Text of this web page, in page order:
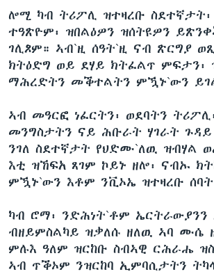
ሎሚ ካብ ትሪፖሊ ዝተዛረቡ ስደተኛታት፡
ተዓጽዮም፡ ዝበልዕዎን ዝሰትዩዎን
ገሊጾም። ኣብ`ዚ ሰዓት`ዚ ናብ ጽርግያ
ክትዕድግ ወይ ደሃይ ክትፈልጥ ምፍታን፡
ማሕረድትን መቕተልትን ምዃኑ`ውን
ኣብ መዓርፎ ነፈርትን፡ ወደባትን
መንግስታትን ናይ ሕቡራት ሃገራት ጉዳይ
ንገለ ስደተኛታት የህድሙ`ለዉ ዝብሃል
እቲ ዝኸፍአ ጸገም ኮይኑ ዘሎ፡ ናብኡ
ምዃኑ`ውን እቶም ንቪኦኤ ዝተዛረቡ
ካብ ሮማ፡ ንድሕነት`ቶም ኤርትራውያንን
ብዘይምስልካይ ዝቃለሱ ዘለዉ ኣባ ሙሴ
ምሉእ ዓለም ዝርከቡ ስብኣዊ ርሕራሔ
ኣብ ጥቕኦም ንዝርከባ ኢምባሲታትን